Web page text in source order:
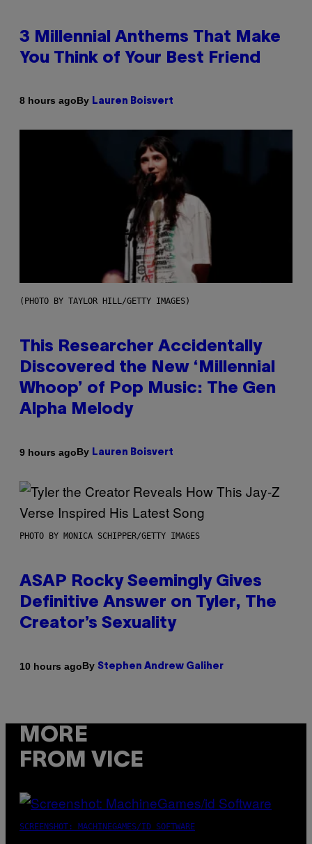
3 Millennial Anthems That Make
You Think of Your Best Friend
8 hours agoBy Lauren Boisvert
(PHOTO BY TAYLOR HILL/GETTY IMAGES)
This Researcher Accidentally
Discovered the New ‘Millennial
Whoop’ of Pop Music: The Gen
Alpha Melody
9 hours agoBy Lauren Boisvert
PHOTO BY MONICA SCHIPPER/GETTY IMAGES
ASAP Rocky Seemingly Gives
Definitive Answer on Tyler, The
Creator’s Sexuality
10 hours agoBy Stephen Andrew Galiher
MORE
FROM VICE
SCREENSHOT: MACHINEGAMES/ID SOFTWARE